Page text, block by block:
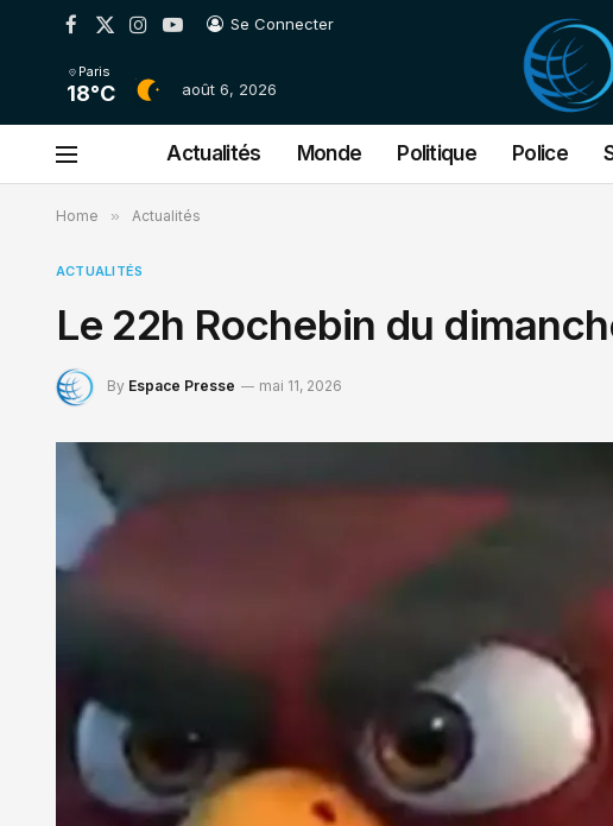
Facebook
X
Instagram
YouTube
Se Connecter
Paris
18°C août 6, 2026
Actualités Monde Politique Police
Home » Actualités
ACTUALITÉS
Le 22h Rochebin du
By Espace Presse mai 11, 2026